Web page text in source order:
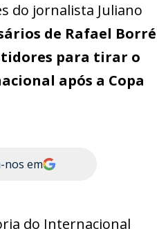
do jornalista Juliano
de Rafael Borré
para tirar o
após a Copa
nos em
do Internacional